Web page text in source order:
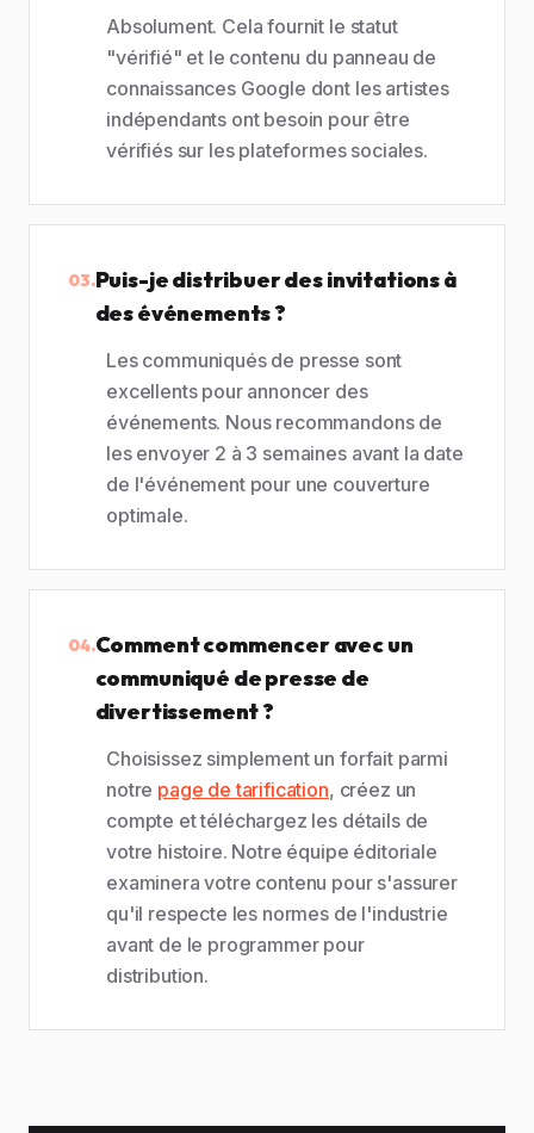
Absolument. Cela fournit le statut
"vérifié" et le contenu du panneau de
connaissances Google dont les artistes
indépendants ont besoin pour être
vérifiés sur les plateformes sociales.
03.Puis-je distribuer des invitations à
des événements ?
Les communiqués de presse sont
excellents pour annoncer des
événements. Nous recommandons de
les envoyer 2 à 3 semaines avant la date
de l'événement pour une couverture
optimale.
04.Comment commencer avec un
communiqué de presse de
divertissement ?
Choisissez simplement un forfait parmi
notre page de tarification, créez un
compte et téléchargez les détails de
votre histoire. Notre équipe éditoriale
examinera votre contenu pour s'assurer
qu'il respecte les normes de l'industrie
avant de le programmer pour
distribution.